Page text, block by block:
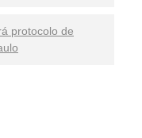
protocolo de